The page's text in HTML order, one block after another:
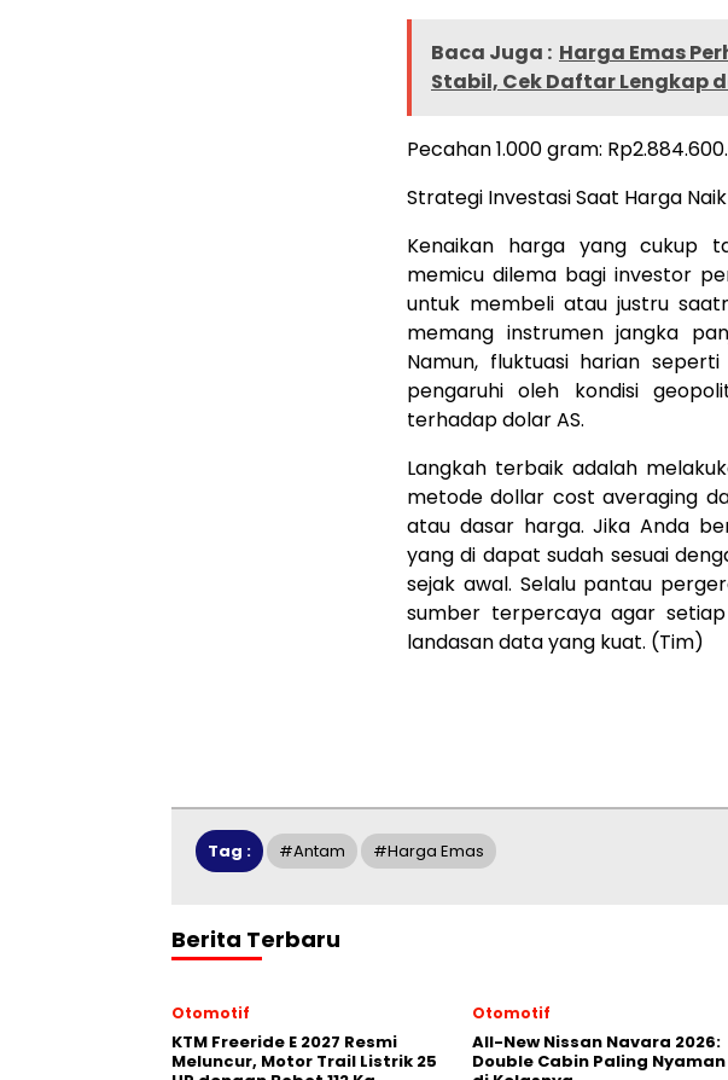
Baca Juga : Harga Emas
Stabil, Cek Daftar Lengkap
Pecahan 1.000 gram:
Strategi Investasi Saat Harga Naik
Kenaikan harga yang cukup
memicu dilema bagi investor
untuk membeli atau justru
memang instrumen jangka
Namun, fluktuasi harian
pengaruhi oleh kondisi
terhadap dolar AS.
Langkah terbaik adalah
metode dollar cost averaging
atau dasar harga. Jika Anda
yang di dapat sudah sesuai
sejak awal. Selalu pantau
sumber terpercaya agar
landasan data yang kuat. (Tim)
Tag : #antam #harga Emas
Berita Terbaru
Otomotif
KTM Freeride E 2027 Resmi
Meluncur, Motor Trail Listrik 25
Otomotif
All-New Nissan Navara 2026:
Double Cabin Paling Nyaman